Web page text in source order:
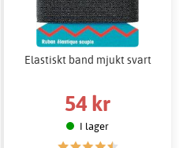
Elastiskt band mjukt svart
54 kr
I lager